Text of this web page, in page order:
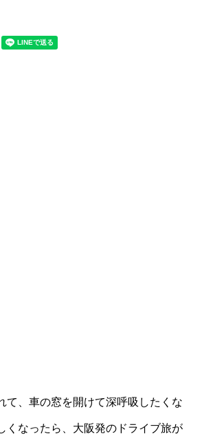
て、車の窓を開けて深呼吸したくな
くなったら、大阪発のドライブ旅が